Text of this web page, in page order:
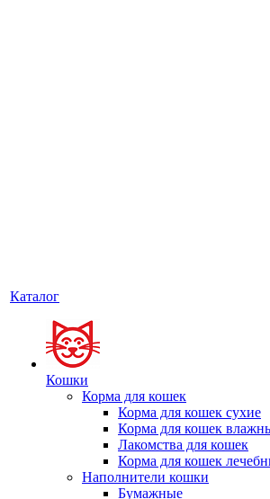
Каталог
Кошки
Корма для кошек
Корма для кошек сухие
Корма для кошек
Лакомства для кошек
Корма для кошек
Наполнители кошки
Бумажные